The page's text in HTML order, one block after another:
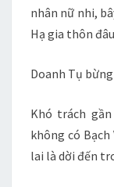
nhân nữ nhi,
Hạ gia thôn
Doanh Tụ
Khó trách
không có
lai là dời đến